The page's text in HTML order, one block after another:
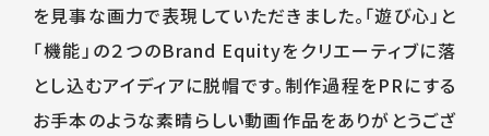
を見事な画力で表現していただきました。「遊び心」と
「機能」の２つのBrand Equityをクリエーティブに落
とし込むアイディアに脱帽です。制作過程をPRにする
お手本のような素晴らしい動画作品をありがとうござ